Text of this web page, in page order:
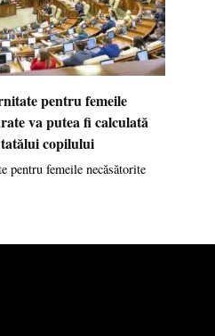
pentru femeile
va putea fi calculată
copilului
pentru femeile necăsătorite